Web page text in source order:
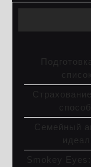
Семейный
Smokey